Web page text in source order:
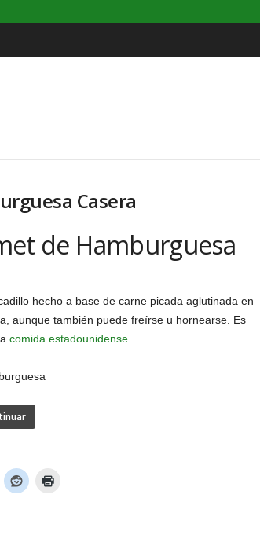
Casera
de Hamburguesa
hecho a base de carne picada aglutinada en
aunque también puede freírse u hornearse. Es
comida estadounidense.